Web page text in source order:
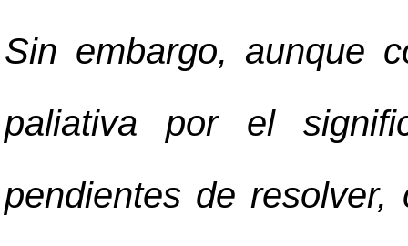
Sin embargo, aunque
paliativa por el
pendientes de